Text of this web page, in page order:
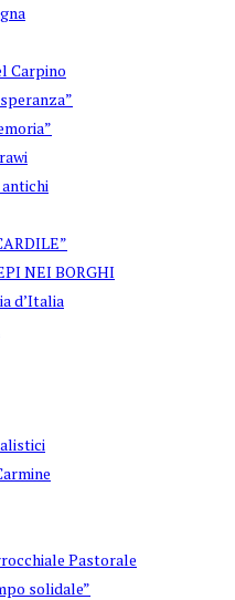
Carpino
NEI BORGHI
d’Italia
Pastorale
solidale”